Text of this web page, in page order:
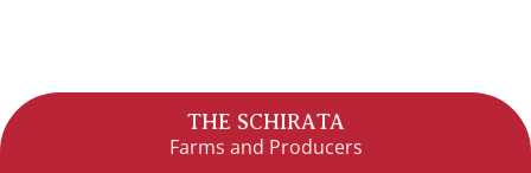
THE SCHIRATA
Farms and Producers